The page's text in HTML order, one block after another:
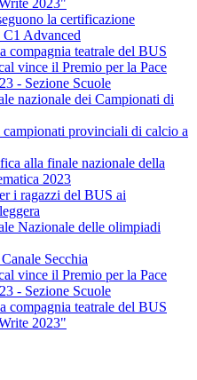
2023"
la certificazione
Advanced
compagnia teatrale del BUS
vince il Premio per la Pace
- Sezione Scuole
nazionale dei Campionati di
provinciali di calcio a
alla finale nazionale della
2023
i ragazzi del BUS ai
Nazionale delle olimpiadi
Secchia
vince il Premio per la Pace
- Sezione Scuole
compagnia teatrale del BUS
2023"